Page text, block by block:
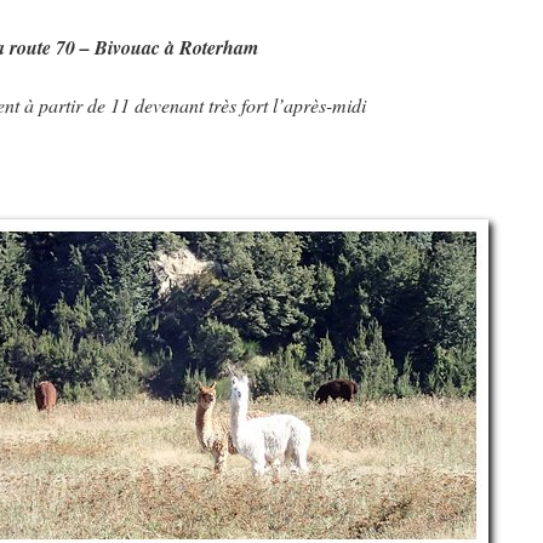
70 – Bivouac à Roterham
à partir de 11 devenant très fort l’après-midi